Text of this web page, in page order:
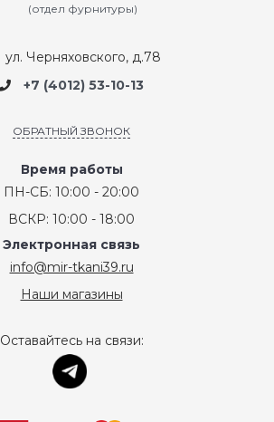
(отдел фурнитуры)
ул. Черняховского, д.78
+7 (4012) 53-10-13
ОБРАТНЫЙ ЗВОНОК
Время работы
ПН-СБ: 10:00 - 20:00
ВСКР: 10:00 - 18:00
Электронная связь
info@mir-tkani39.ru
Наши магазины
Оставайтесь на связи: